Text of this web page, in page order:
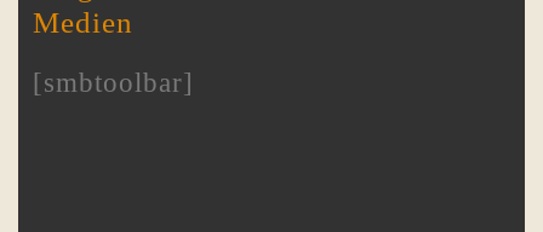
Medien
[smbtoolbar]